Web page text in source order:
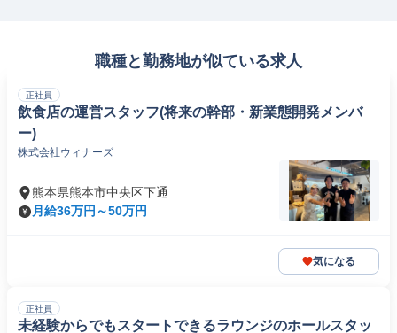
職種と勤務地が似ている求人
正社員
飲食店の運営スタッフ(将来の幹部・新業態開発メンバ
ー)
株式会社ウィナーズ
熊本県熊本市中央区下通
月給36万円～50万円
気になる
正社員
未経験からでもスタートできるラウンジのホールスタッ